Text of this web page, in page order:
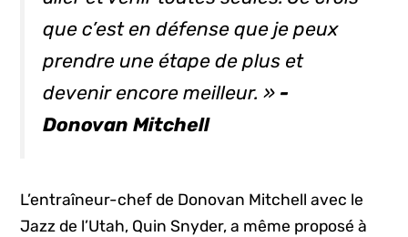
que c’est en défense que je peux
prendre une étape de plus et
devenir encore meilleur. » -
Donovan Mitchell
L’entraîneur-chef de Donovan Mitchell avec le
Jazz de l’Utah, Quin Snyder, a même proposé à